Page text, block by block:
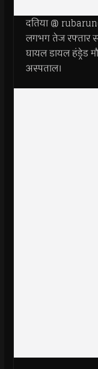
दतिया @
लगभग तेज रफ्तार
घायल डायल हंड्रेड
अस्पताल।